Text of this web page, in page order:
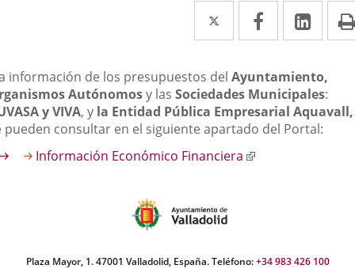
Twitter
Enlace
a
una
aplicación
externa.
Facebook
Enlace
a
una
aplicación
externa.
a
una
información de los presupuestos del Ayuntamiento,
Autónomosy las Sociedades Municipales:
y VIVA, y la Entidad Pública Empresarial Aquavall,
pueden consultar en el siguiente apartado del Portal:
Información Económico Financiera
Plaza Mayor, 1. 47001 Valladolid, España. Teléfono:+34 983 426 100